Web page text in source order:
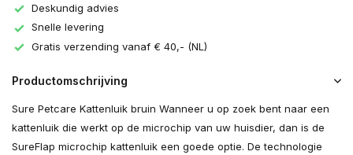
Deskundig advies
Snelle levering
Gratis verzending vanaf € 40,- (NL)
Productomschrijving
Sure Petcare Kattenluik bruin Wanneer u op zoek bent naar een
kattenluik die werkt op de microchip van uw huisdier, dan is de
SureFlap microchip kattenluik een goede optie. De technologie